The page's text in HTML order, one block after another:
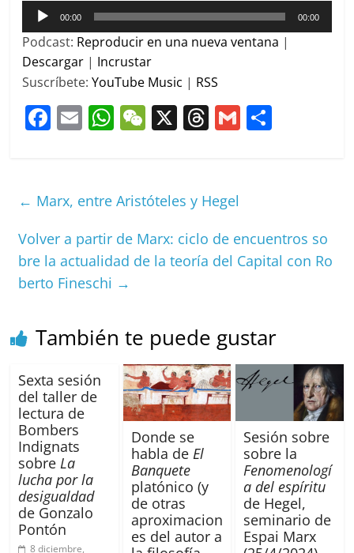
Reproductor
de
audio
00:00 00:00
Podcast: Reproducir en una nueva ventana |
Descargar | Incrustar
Suscríbete:YouTube Music | RSS
F
e
o
o
k
E
l
W
s
p
p
W
h
X T
a
d
s
G
tir
← Marx, entre Aristóteles y Hegel
Volver a partir de Marx: ciclo de encuentros so
bre la actualidad de la teoría del Capital con Ro
berto Fineschi →
También te puede gustar
Sexta sesión
del taller de
lectura de
Bombers
Indignats
sobreLa
lucha por la
desigualdad
de Gonzalo
Pontón
8 diciembre,
Donde se
habla de El
Banquete
platónico (y
de otras
aproximacion
es del autor a
Sesión sobre
sobre la
Fenomenologí
a del espíritu
de Hegel,
seminario de
Espai Marx